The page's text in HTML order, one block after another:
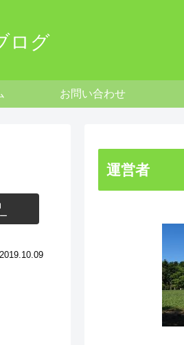
ログ
お問い合わせ
2019.10.09
運営者